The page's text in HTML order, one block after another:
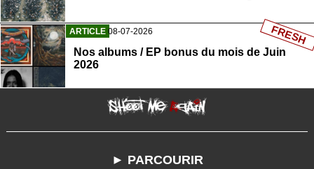
ARTICLE 08-07-2026
Nos albums / EP bonus du mois de Juin
2026
FRESH
► PARCOURIR